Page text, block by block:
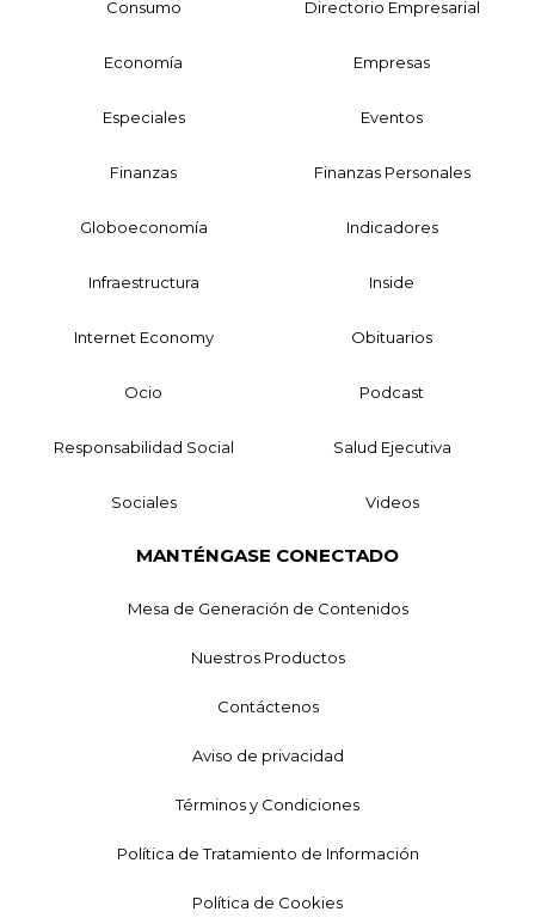
Consumo Directorio Empresarial
Economía Empresas
Especiales Eventos
Finanzas Finanzas Personales
Globoeconomía Indicadores
Infraestructura Inside
Internet Economy Obituarios
Ocio Podcast
Responsabilidad Social Salud Ejecutiva
Sociales Videos
MANTÉNGASE CONECTADO
Mesa de Generación de Contenidos
Nuestros Productos
Contáctenos
Aviso de privacidad
Términos y Condiciones
Política de Tratamiento de Información
Política de Cookies